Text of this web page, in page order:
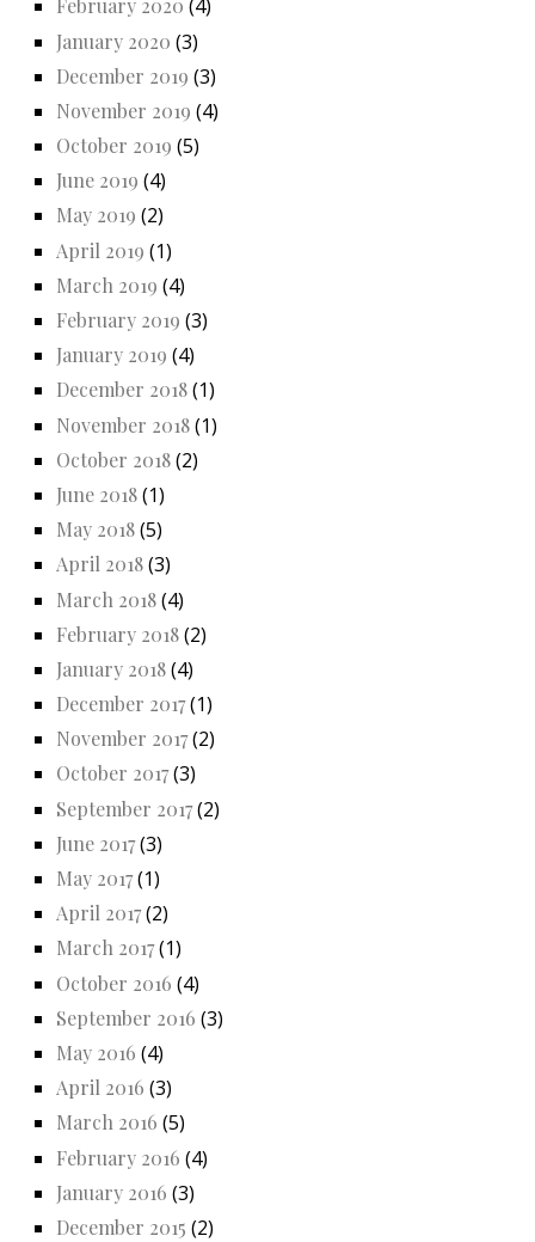
February 2020 (4)
January 2020 (3)
December 2019 (3)
November 2019 (4)
October 2019 (5)
June 2019 (4)
May 2019 (2)
April 2019 (1)
March 2019 (4)
February 2019 (3)
January 2019 (4)
December 2018(1)
November 2018(1)
October 2018(2)
June 2018(1)
May 2018(5)
April 2018(3)
March 2018(4)
February 2018(2)
January 2018(4)
December 2017(1)
November 2017(2)
October 2017(3)
September 2017(2)
June 2017(3)
May 2017(1)
April 2017(2)
March 2017(1)
October 2016 (4)
September 2016 (3)
May 2016 (4)
April 2016 (3)
March 2016 (5)
February 2016 (4)
January 2016 (3)
December 2015 (2)